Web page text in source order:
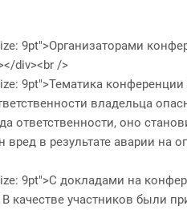
9pt">Организаторами
div><br />
9pt">Тематика
владельца
ответственности, оно
в результате аварии на
9pt">С докладами на
качестве участников были